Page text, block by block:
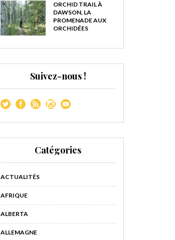
ORCHID TRAIL À
DAWSON, LA
PROMENADE AUX
ORCHIDÉES
Suivez-nous !
Catégories
ACTUALITÉS
AFRIQUE
ALBERTA
ALLEMAGNE